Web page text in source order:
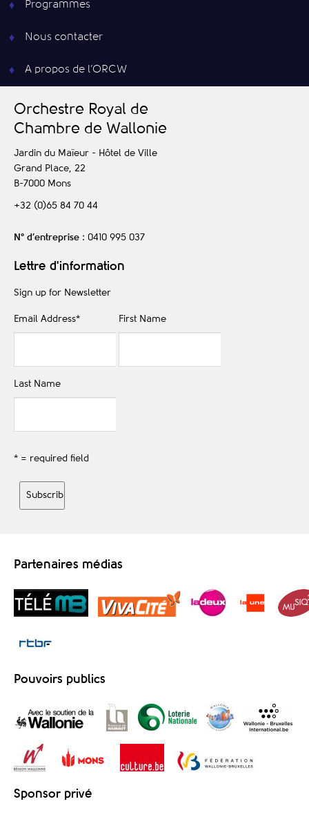
Programmes
Nous contacter
A propos de l’ORCW
Orchestre Royal de
Chambre de Wallonie
Jardin du Maïeur - Hôtel de Ville
Grand Place, 22
B-7000 Mons
+32 (0)65 84 70 44
N° d’entreprise : 0410 995 037
Lettre d'information
Sign up for Newsletter
Email Address* First Name
Last Name
* = required field
Partenaires médias
Pouvoirs publics
Sponsor privé